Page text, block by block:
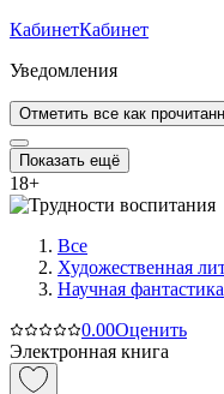
КабинетКабинет
Уведомления
Отметить все как
Показать ещё
18+
Все
Художественная
Научная фантастика
0.00Оценить
Электронная книга